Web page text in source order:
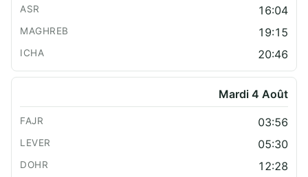
16:04
19:15
20:46
Mardi 4 Août
03:56
05:30
12:28